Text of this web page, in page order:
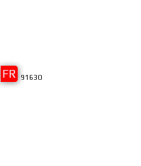
FR 91630